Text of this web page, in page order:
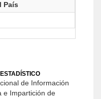
País
de Información
e Impartición de